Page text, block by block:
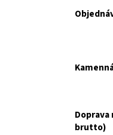
Doprava
brutto)